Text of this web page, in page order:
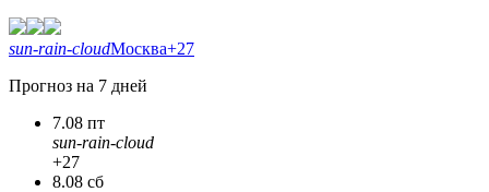
sun-rain-cloudМосква+27
Прогноз на 7 дней
7.08 пт
sun-rain-cloud
+27
8.08 сб